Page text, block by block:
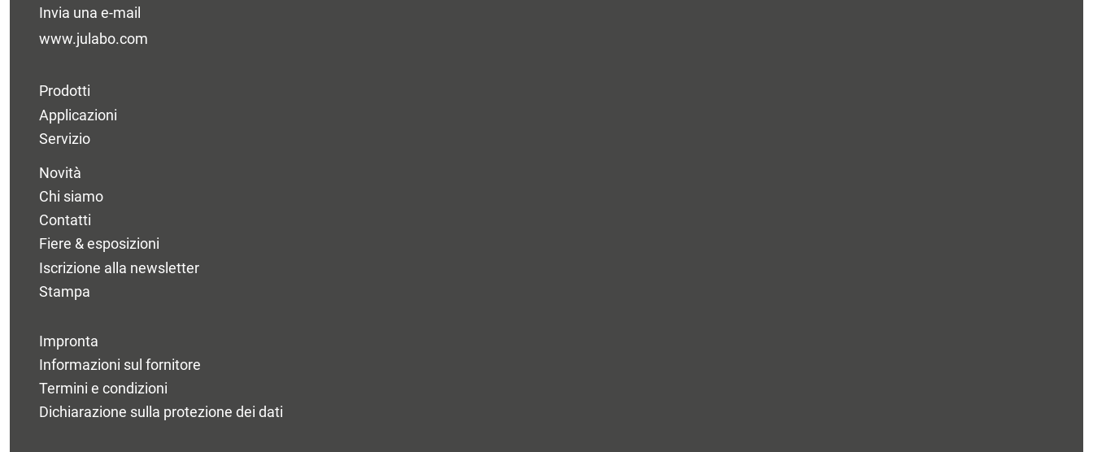
Invia una e-mail
www.julabo.com
Prodotti
Applicazioni
Servizio
Novità
Chi siamo
Contatti
Fiere & esposizioni
Iscrizione alla newsletter
Stampa
Impronta
Informazioni sul fornitore
Termini e condizioni
Dichiarazione sulla protezione dei dati